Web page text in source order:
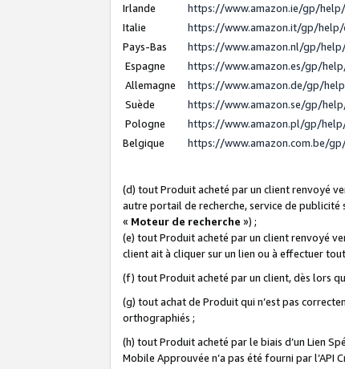
Irlande
https://www.amazon.ie/gp/help/
Italie
https://www.amazon.it/gp/
Pays-Bas
https://www.amazon.nl/gp/
Espagne
https://www.amazon.es/gp/
Allemagne
https://www.amazon.de/gp/
Suède
https://www.amazon.se/gp/
Pologne
https://www.amazon.pl/gp/
Belgique
https://www.amazon.com.be/
(d) tout Produit acheté par un client renvoyé
autre portail de recherche, service de publicité
« Moteur de recherche ») ;
(e) tout Produit acheté par un client renvoyé
client ait à cliquer sur un lien ou à effectuer
(f) tout Produit acheté par un client, dès lors
(g) tout achat de Produit qui n’est pas
orthographiés ;
(h) tout Produit acheté par le biais d’un Lien
Mobile Approuvée n’a pas été fourni par l’API